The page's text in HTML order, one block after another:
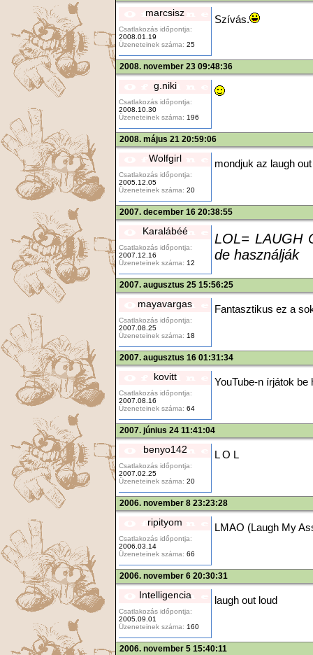
marcsisz
Csatlakozás időpontja:
2008.01.19
Üzeneteinek száma: 25
Szívás.
2008. november 23 09:48:36
g.niki
Csatlakozás időpontja:
2008.10.30
Üzeneteinek száma: 196
2008. május 21 20:59:06
Wolfgirl
Csatlakozás időpontja:
2005.12.05
Üzeneteinek száma: 20
mondjuk az laugh
2007. december 16 20:38:55
Karalábéé
Csatlakozás időpontja:
2007.12.16
Üzeneteinek száma: 12
LOL= LAUGH
de használják
2007. augusztus 25 15:56:25
mayavargas
Csatlakozás időpontja:
2007.08.25
Üzeneteinek száma: 18
Fantasztikus ez a
2007. augusztus 16 01:31:34
kovitt
Csatlakozás időpontja:
2007.08.16
Üzeneteinek száma: 64
YouTube-n írjátok
2007. június 24 11:41:04
benyo142
Csatlakozás időpontja:
2007.02.25
Üzeneteinek száma: 20
L O L
2006. november 8 23:23:28
ripityom
Csatlakozás időpontja:
2006.03.14
Üzeneteinek száma: 66
LMAO (Laugh My
2006. november 6 20:30:31
Intelligencia
Csatlakozás időpontja:
2005.09.01
Üzeneteinek száma: 160
laugh out loud
2006. november 5 15:40:11